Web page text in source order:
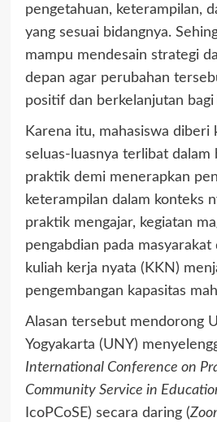
pengetahuan, keterampilan,
yang sesuai bidangnya.
mampu mendesain strategi
depan agar perubahan
positif dan berkelanjutan
Karena itu, mahasiswa diberi
seluas-luasnya terlibat dalam
praktik demi menerapkan
keterampilan dalam konteks
praktik mengajar, kegiatan
pengabdian pada
kuliah kerja nyata (KKN)
pengembangan kapasitas
Alasan tersebut mendorong
Yogyakarta (UNY)
International Conference on
Community Service in
IcoPCoSE) secara daring (